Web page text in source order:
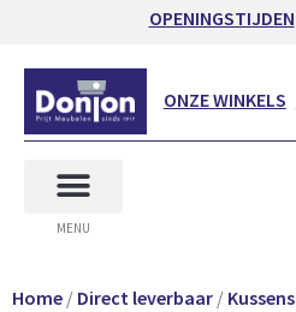
OPENINGSTIJDEN
ONZE WINKELS
MENU
Home / Direct leverbaar / Kussens